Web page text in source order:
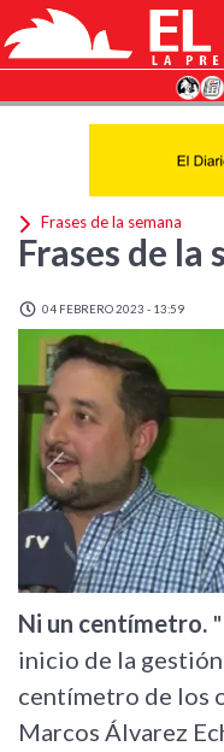
Frases de la semana
Frases de la
04 FEBRERO 2023 - 13:59
Previous
Ni un centímetro.
inicio de la
centímetro de los
Marcos Álvarez